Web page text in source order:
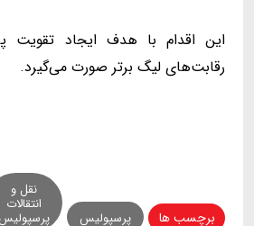
این اقدام با هدف ایجاد تقویت
رقابت‌های لیگ برتر صورت می‌گیرد.
برچسب ها پرسپولیس
نقل و
انتقالات
پرسپولیس